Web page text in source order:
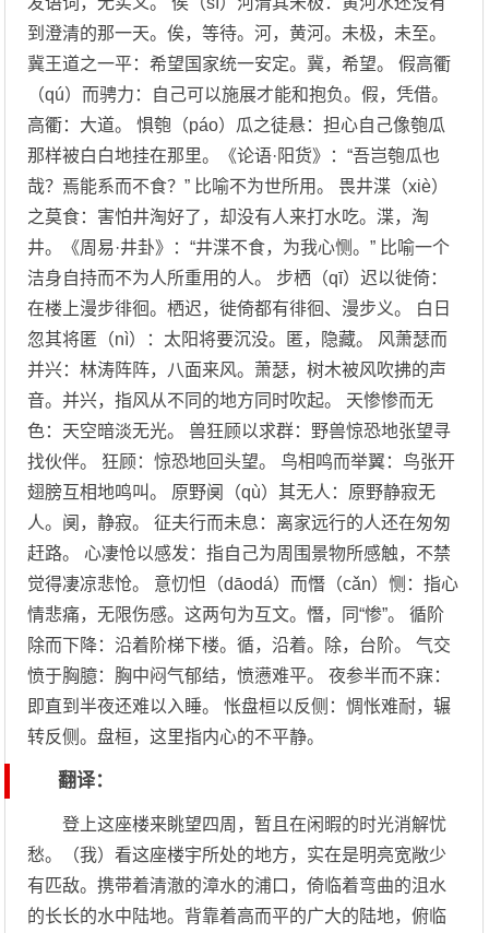
到澄清的那一天。俟，等待。河，黄河。未极，未至。
冀王道之一平：希望国家统一安定。冀，希望。 假高衢
（qú）而骋力：自己可以施展才能和抱负。假，凭借。
高衢：大道。 惧匏（páo）瓜之徒悬：担心自己像匏瓜
那样被白白地挂在那里。《论语·阳货》：“吾岂匏瓜也
哉？焉能系而不食？” 比喻不为世所用。 畏井渫（xiè）
之莫食：害怕井淘好了，却没有人来打水吃。渫，淘
井。《周易·井卦》：“井渫不食，为我心恻。” 比喻一个
洁身自持而不为人所重用的人。 步栖（qī）迟以徙倚：
在楼上漫步徘徊。栖迟，徙倚都有徘徊、漫步义。 白日
忽其将匿（nì）：太阳将要沉没。匿，隐藏。 风萧瑟而
并兴：林涛阵阵，八面来风。萧瑟，树木被风吹拂的声
音。并兴，指风从不同的地方同时吹起。 天惨惨而无
色：天空暗淡无光。 兽狂顾以求群：野兽惊恐地张望寻
找伙伴。 狂顾：惊恐地回头望。 鸟相鸣而举翼：鸟张开
翅膀互相地鸣叫。 原野阒（qù）其无人：原野静寂无
人。阒，静寂。 征夫行而未息：离家远行的人还在匆匆
赶路。 心凄怆以感发：指自己为周围景物所感触，不禁
觉得凄凉悲怆。 意忉怛（dāodá）而憯（cǎn）恻：指心
情悲痛，无限伤感。这两句为互文。憯，同“惨”。 循阶
除而下降：沿着阶梯下楼。循，沿着。除，台阶。 气交
愤于胸臆：胸中闷气郁结，愤懑难平。 夜参半而不寐：
即直到半夜还难以入睡。 怅盘桓以反侧：惆怅难耐，辗
转反侧。盘桓，这里指内心的不平静。
翻译：
登上这座楼来眺望四周，暂且在闲暇的时光消解忧
愁。（我）看这座楼宇所处的地方，实在是明亮宽敞少
有匹敌。携带着清澈的漳水的浦口，倚临着弯曲的沮水
的长长的水中陆地。背靠着高而平的广大的陆地，俯临